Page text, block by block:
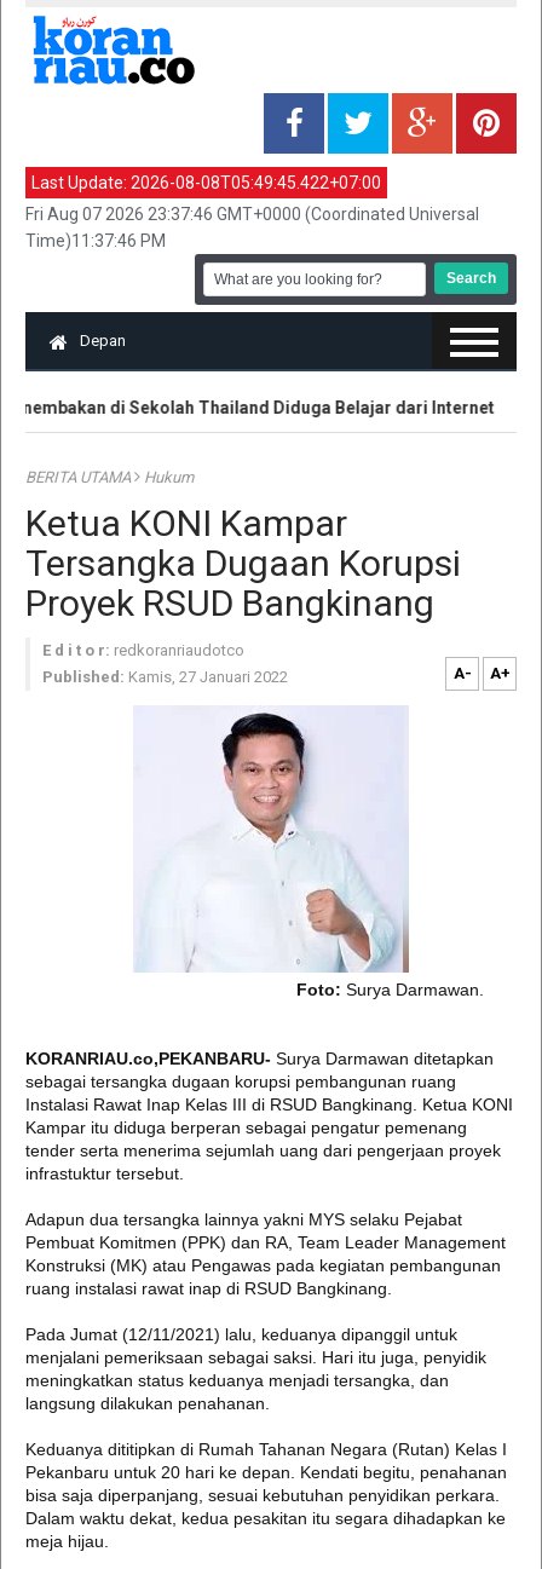
Last Update: 2026-08-08T05:49:45.422+07:00
Fri Aug 07 2026 23:37:46 GMT+0000 (Coordinated Universal
Time)11:37:46 PM
Depan
di Sekolah Thailand Diduga Belajar dari Internet
BERITA UTAMA Hukum
Ketua KONI Kampar
Tersangka Dugaan Korupsi
Proyek RSUD Bangkinang
E d i t o r: redkoranriaudotco
Published: Kamis, 27 Januari 2022 A- A+
Foto: Surya Darmawan.
KORANRIAU.co,PEKANBARU- Surya Darmawan ditetapkan
sebagai tersangka dugaan korupsi pembangunan ruang
Instalasi Rawat Inap Kelas III di RSUD Bangkinang. Ketua KONI
Kampar itu diduga berperan sebagai pengatur pemenang
tender serta menerima sejumlah uang dari pengerjaan proyek
infrastuktur tersebut.
Adapun dua tersangka lainnya yakni MYS selaku Pejabat
Pembuat Komitmen (PPK) dan RA, Team Leader Management
Konstruksi (MK) atau Pengawas pada kegiatan pembangunan
ruang instalasi rawat inap di RSUD Bangkinang.
Pada Jumat (12/11/2021) lalu, keduanya dipanggil untuk
menjalani pemeriksaan sebagai saksi. Hari itu juga, penyidik
meningkatkan status keduanya menjadi tersangka, dan
langsung dilakukan penahanan.
Keduanya dititipkan di Rumah Tahanan Negara (Rutan) Kelas I
Pekanbaru untuk 20 hari ke depan. Kendati begitu, penahanan
bisa saja diperpanjang, sesuai kebutuhan penyidikan perkara.
Dalam waktu dekat, kedua pesakitan itu segara dihadapkan ke
meja hijau.